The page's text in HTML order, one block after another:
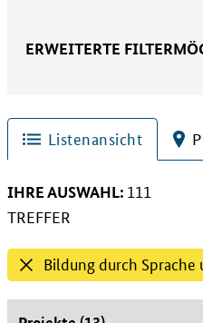
ERWEITERTE
Listenansicht
IHRE AUSWAHL: 111
TREFFER111 TREFFER
Bildung durch Sprache